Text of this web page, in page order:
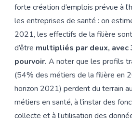
forte création d’emplois prévue à
les entreprises de santé : on
2021, les effectifs de la filière
d’être multipliés par deux, avec
pourvoir. A noter que les profils
(54% des métiers de la filière en
horizon 2021) perdent du terrain
métiers en santé, à l’instar des
collecte et à l’utilisation des